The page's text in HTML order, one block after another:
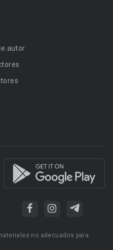
autor
no adecuados para